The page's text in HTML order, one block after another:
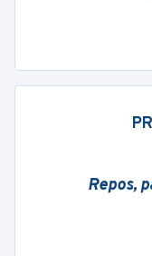
Repos,